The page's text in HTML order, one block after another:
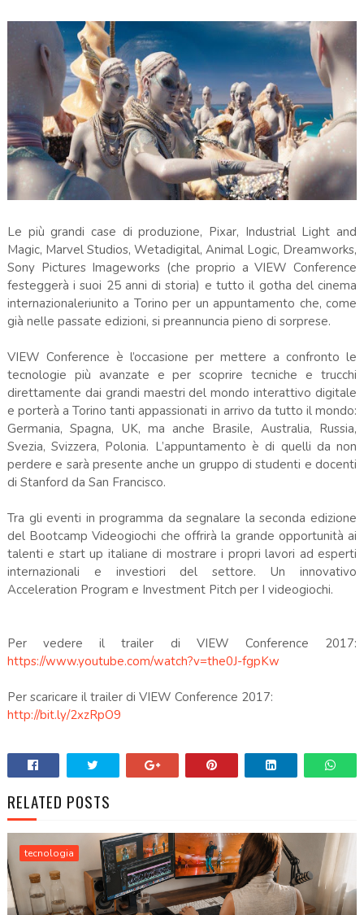
Le più grandi case di produzione, Pixar, Industrial Light and
Magic, Marvel Studios, Wetadigital, Animal Logic, Dreamworks,
Sony Pictures Imageworks (che proprio a VIEW Conference
festeggerà i suoi 25 anni di storia) e tutto il gotha del cinema
internazionaleriunito a Torino per un appuntamento che, come
già nelle passate edizioni, si preannuncia pieno di sorprese.
VIEW Conference è l’occasione per mettere a confronto le
tecnologie più avanzate e per scoprire tecniche e trucchi
direttamente dai grandi maestri del mondo interattivo digitale
e porterà a Torino tanti appassionati in arrivo da tutto il mondo:
Germania, Spagna, UK, ma anche Brasile, Australia, Russia,
Svezia, Svizzera, Polonia. L’appuntamento è di quelli da non
perdere e sarà presente anche un gruppo di studenti e docenti
di Stanford da San Francisco.
Tra gli eventi in programma da segnalare la seconda edizione
del Bootcamp Videogiochi che offrirà la grande opportunità ai
talenti e start up italiane di mostrare i propri lavori ad esperti
internazionali e investiori del settore. Un innovativo
Acceleration Program e Investment Pitch per I videogiochi.
Per vedere il trailer di VIEW Conference 2017:
https://www.youtube.com/watch?v=the0J-fgpKw
Per scaricare il trailer di VIEW Conference 2017:
http://bit.ly/2xzRpO9
RELATED POSTS
tecnologia